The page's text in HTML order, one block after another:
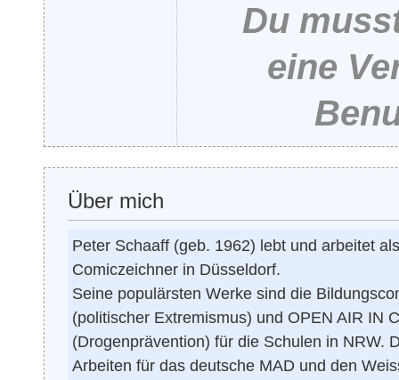
Du
eine
Über mich
Peter Schaaff (geb. 1962) lebt und arbeitet
Comiczeichner in Düsseldorf.
Seine populärsten Werke sind die
(politischer Extremismus) und OPEN AIR IN
(Drogenprävention) für die Schulen in NRW.
Arbeiten für das deutsche MAD und den